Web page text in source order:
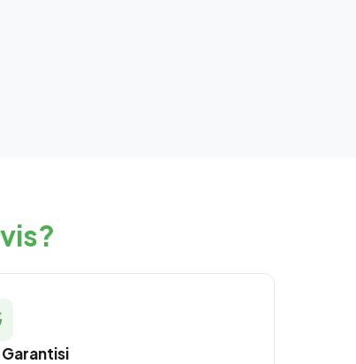
Garantisi